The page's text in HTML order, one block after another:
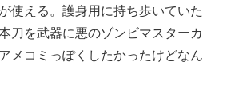
使える。護身用に持ち歩いていた
刀を武器に悪のゾンビマスターカ
メコミっぽくしたかったけどなん